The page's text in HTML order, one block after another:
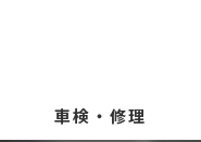
車検・修理